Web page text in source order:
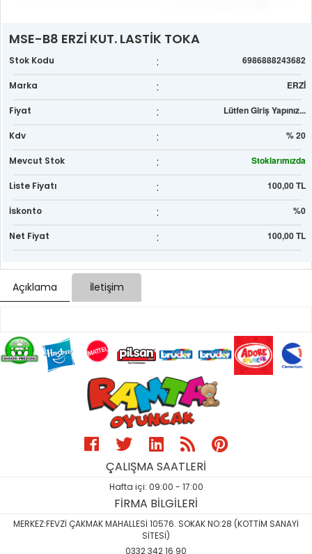
MSE-B8 ERZİ KUT. LASTİK TOKA
Stok Kodu : 6986888243682
Marka : ERZİ
Fiyat : Lütfen Giriş Yapınız...
Kdv : % 20
Mevcut Stok : Stoklarımızda
Liste Fiyatı : 100,00 TL
İskonto : %0
Net Fiyat : 100,00 TL
Açıklama İletişim
ÇALIŞMA SAATLERİ
Hafta içi: 09:00 - 17:00
FİRMA BİLGİLERİ
MERKEZ:FEVZİ ÇAKMAK MAHALLESİ 10576. SOKAK NO:28 (KOTTİM SANAYİ
SİTESİ)
0332 342 16 90